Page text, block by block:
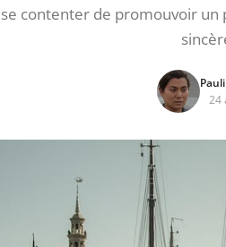
contenter de promouvoir
24